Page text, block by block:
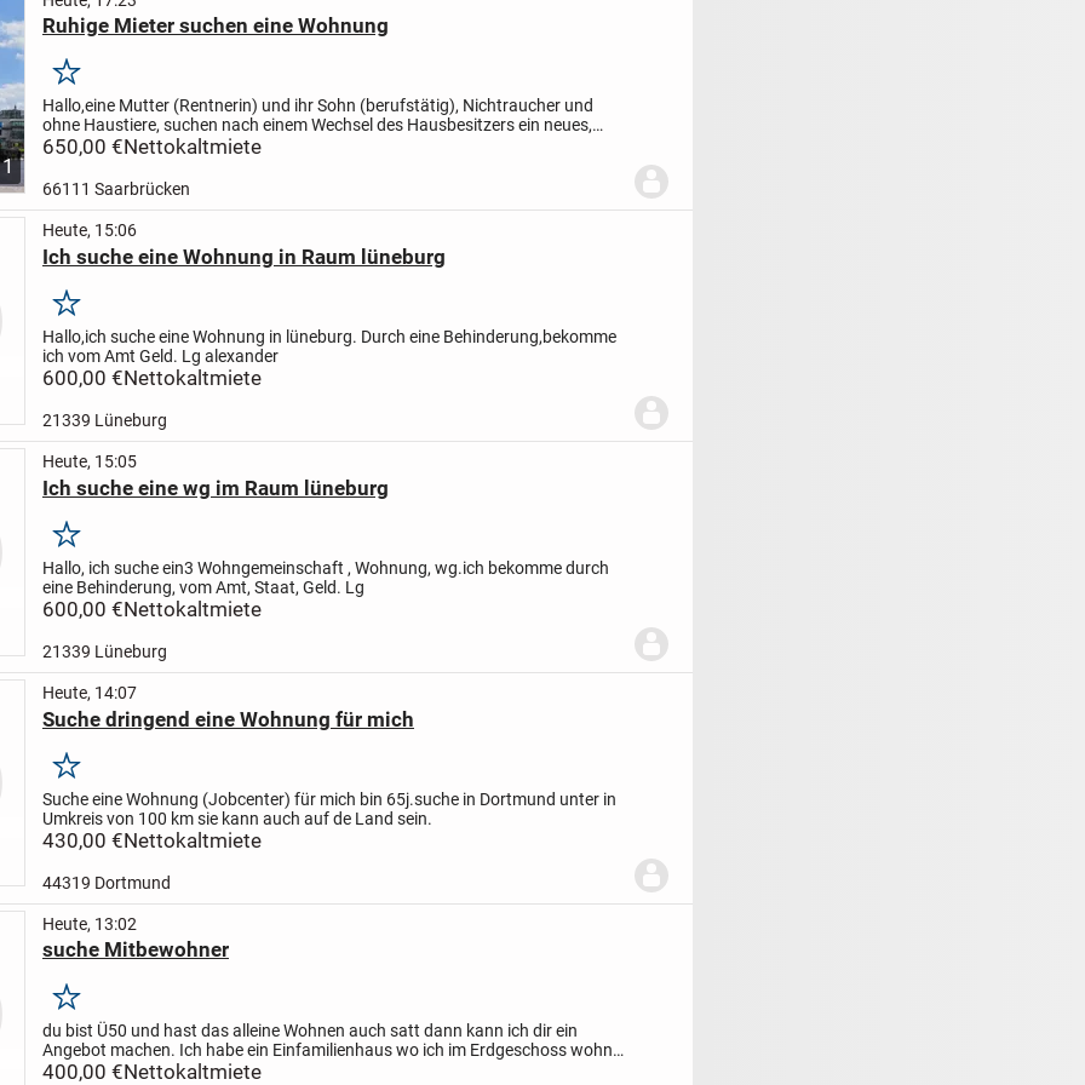
1
Ruhige Mieter suchen eine Wohnung
Merken
Hallo,eine Mutter (Rentnerin) und ihr Sohn (berufstätig), Nichtraucher und
ohne Haustiere, suchen nach einem Wechsel des Hausbesitzers ein neues,
ruhiges Zuhause.Unsere Vorstellungen: 2,5 bis 3...
650,00 €Nettokaltmiete
66111 Saarbrücken
Heute, 15:06
Ich suche eine Wohnung in Raum lüneburg
Merken
Hallo,ich suche eine Wohnung in lüneburg. Durch eine Behinderung,bekomme
ich vom Amt Geld. Lg alexander
600,00 €Nettokaltmiete
21339 Lüneburg
Heute, 15:05
Ich suche eine wg im Raum lüneburg
Merken
Hallo, ich suche ein3 Wohngemeinschaft , Wohnung, wg.ich bekomme durch
eine Behinderung, vom Amt, Staat, Geld. Lg
600,00 €Nettokaltmiete
21339 Lüneburg
Heute, 14:07
Suche dringend eine Wohnung für mich
Merken
Suche eine Wohnung (Jobcenter) für mich bin 65j.suche in Dortmund unter in
Umkreis von 100 km sie kann auch auf de Land sein.
430,00 €Nettokaltmiete
44319 Dortmund
Heute, 13:02
suche Mitbewohner
Merken
du bist Ü50 und hast das alleine Wohnen auch satt dann kann ich dir ein
Angebot machen. Ich habe ein Einfamilienhaus wo ich im Erdgeschoss wohne
und zur Zeit bis Anfang Oktober noch das Dachgeschoss...
400,00 €Nettokaltmiete